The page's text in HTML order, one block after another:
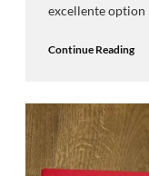
excellente
Continue Reading